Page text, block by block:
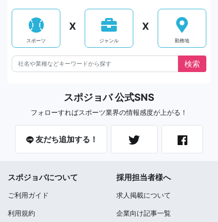
スポーツ
X
ジャンル
X
勤務地
スポジョバ 公式SNS
フォローすればスポーツ業界の情報感度が上がる！
友だち追加する！
スポジョバについて
ご利用ガイド
利用規約
採用担当者様へ
求人掲載について
企業向け記事一覧